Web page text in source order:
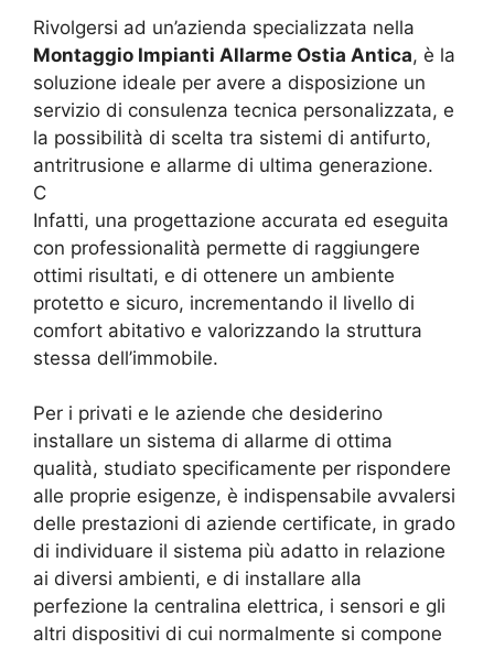
Rivolgersi ad un’azienda specializzata nella
Montaggio Impianti Allarme Ostia Antica, è la
soluzione ideale per avere a disposizione un
servizio di consulenza tecnica personalizzata, e
la possibilità di scelta tra sistemi di antifurto,
antritrusione e allarme di ultima generazione.
C
Infatti, una progettazione accurata ed eseguita
con professionalità permette di raggiungere
ottimi risultati, e di ottenere un ambiente
protetto e sicuro, incrementando il livello di
comfort abitativo e valorizzando la struttura
stessa dell’immobile.
Per i privati e le aziende che desiderino
installare un sistema di allarme di ottima
qualità, studiato specificamente per rispondere
alle proprie esigenze, è indispensabile avvalersi
delle prestazioni di aziende certificate, in grado
di individuare il sistema più adatto in relazione
ai diversi ambienti, e di installare alla
perfezione la centralina elettrica, i sensori e gli
altri dispositivi di cui normalmente si compone